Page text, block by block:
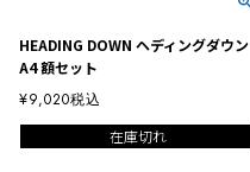
HEADING DOWN ヘディングダウン
A4 額セット
¥9,020税込
在庫切れ